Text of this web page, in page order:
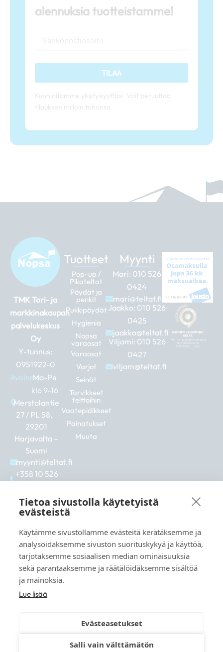
alennuksia tuotteistamme!
TILAA
TMK Tori- ja
markkinakaupan
palvelukeskus
Oy
Y-tunnus:
0951922-0
Avoinna:Ma-Pe
klo 9-16
Merstolantie
27 / PL 58,
29201
Harjavalta –
Suomi
myynti@teltat.fi
+358 10 526
F
a
c
b
o
o
k
I
n
s
a
g
r
a
m
L
i
n
e
d
i
n
Tuotteet
Pop-up /
Pikateltat
Pöydät ja
penkit
Pukkipöydät
Hygienia
Nopsa
varaosat
Varaosat
Varjot
Seinät
Tarvikkeet
telttoihin
Vaatepidikkeet
Painatukset
Muuta
Myynti
Mari: 010 526
0424
mari@teltat.fi
Jaakko: 010 526
0425
jaakko@teltat.fi
Viljami: 010 526
0427
viljam@teltat.fi
Katso myös:
markkina.net
grillikeskus.fi
© 2026 teltat.fi – TMK Tori- ja markkinakaupan
Tietoa sivustolla käytetyistä
evästeistä
Käytämme sivustollamme evästeitä kerätäksemme ja
analysoidaksemme sivuston suorituskykyä ja käyttöä,
tarjotaksemme sosiaalisen median ominaisuuksia
sekä parantaaksemme ja räätälöidäksemme sisältöä
ja mainoksia.
Lue lisää
Evästeasetukset
Salli vain välttämätön